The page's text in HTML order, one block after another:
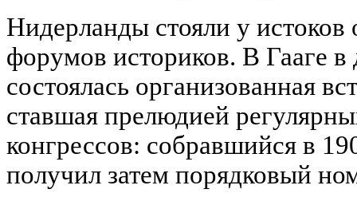
Нидерланды стояли у
форумов историков. В Гааге в
состоялась организованная
ставшая прелюдией
конгрессов: собравшийся в
получил затем порядковый